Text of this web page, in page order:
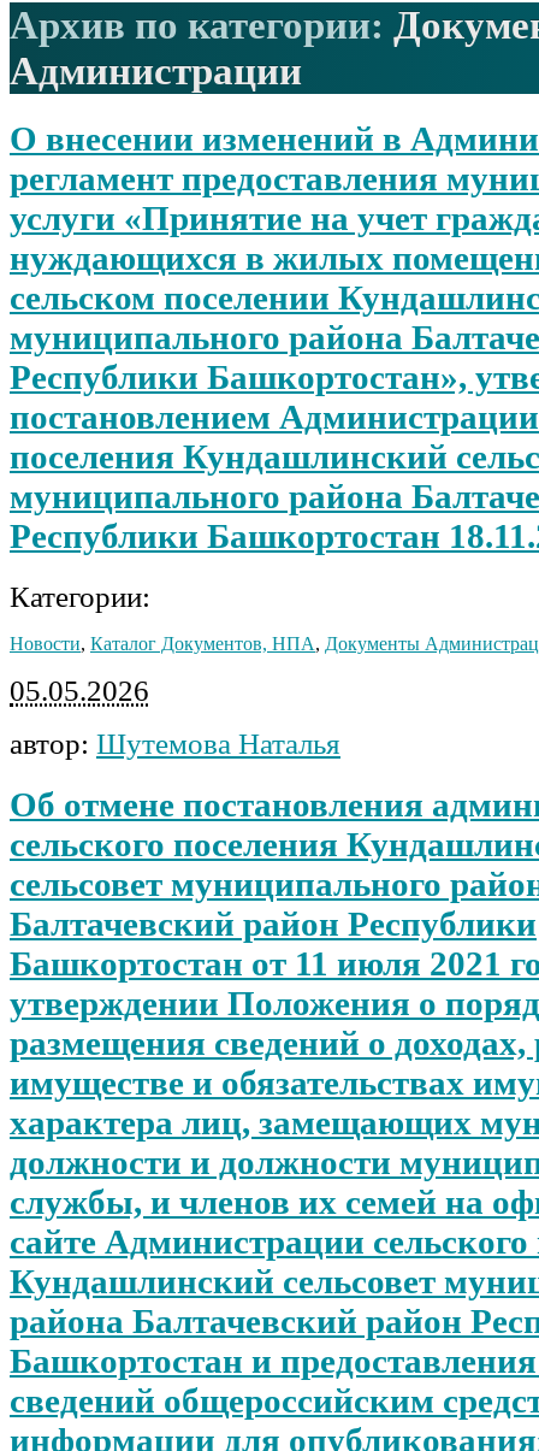
Архив по категории:
Администрации
О внесении изменений в
регламент предоставления
услуги «Принятие на учет
нуждающихся в жилых
сельском поселении
муниципального района
Республики Башкортостан»,
постановлением Администрации
поселения Кундашлинский
муниципального района
Республики Башкортостан
Категории:
Новости, Каталог Документов, НПА, Документы
05.05.2026
автор: Шутемова Наталья
Об отмене постановления
сельского поселения
сельсовет муниципального
Балтачевский район Республики
Башкортостан от 11 июля 2021
утверждении Положения о
размещения сведений о доходах,
имуществе и обязательствах
характера лиц, замещающих
должности и должности
службы, и членов их семей на
сайте Администрации сельского
Кундашлинский сельсовет
района Балтачевский район
Башкортостан и
сведений общероссийским
информации для